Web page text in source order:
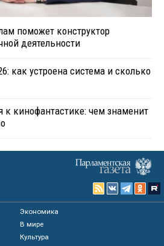
поможет конструктор
деятельности
как устроена система и сколько
к кинофантастике: чем знаменит
Экономика
В мире
Культура